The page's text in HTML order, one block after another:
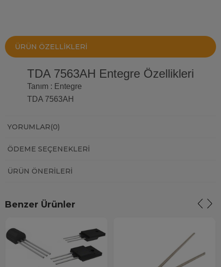
ÜRÜN ÖZELLIKLERI
TDA 7563AH Entegre Özellikleri
Tanım : Entegre
TDA 7563AH
YORUMLAR(0)
ÖDEME SEÇENEKLERI
ÜRÜN ÖNERILERI
Benzer Ürünler